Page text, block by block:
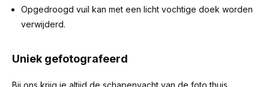
Opgedroogd vuil kan met een licht vochtige doek worden
verwijderd.
Uniek gefotografeerd
Bij ons krijg je altijd de schapenvacht van de foto thuis